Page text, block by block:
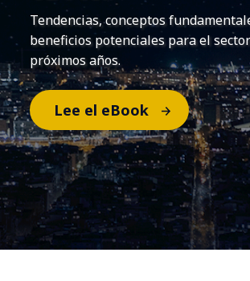
Tendencias, conceptos
beneficios potenciales para el
próximos años.
Lee el eBook